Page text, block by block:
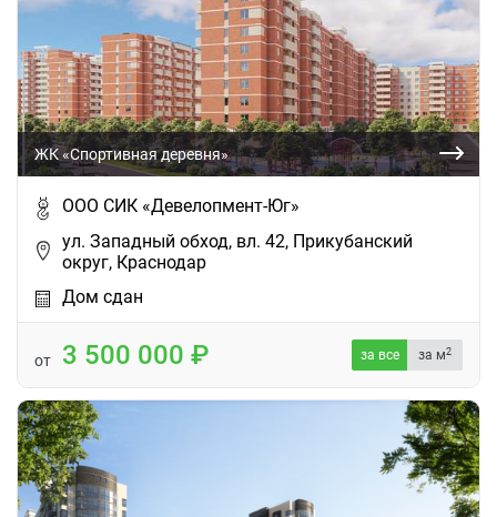
ЖК «Спортивная деревня»
ООО СИК «Девелопмент-Юг»
ул. Западный обход, вл. 42, Прикубанский
округ, Краснодар
Дом сдан
от 3 500 000 за все за м2